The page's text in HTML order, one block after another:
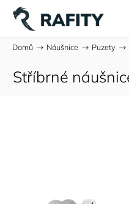
Domů / Náušnice / Puzety /
Stříbrné